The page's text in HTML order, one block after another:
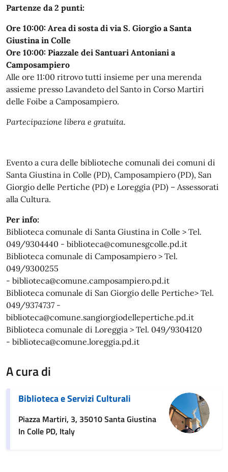
Partenze da 2 punti:
Ore 10:00: Area di sosta di via S. Giorgio a Santa
Giustina in Colle
Ore 10:00: Piazzale dei Santuari Antoniani a
Camposampiero
Alle ore 11:00 ritrovo tutti insieme per una merenda
assieme presso Lavandeto del Santo in Corso Martiri
delle Foibe a Camposampiero.
Partecipazione libera e gratuita.
Evento a cura delle biblioteche comunali dei comuni di
Santa Giustina in Colle (PD), Camposampiero (PD), San
Giorgio delle Pertiche (PD) e Loreggia (PD) – Assessorati
alla Cultura.
Per info:
Biblioteca comunale di Santa Giustina in Colle > Tel.
049/9304440 - biblioteca@comunesgcolle.pd.it
Biblioteca comunale di Camposampiero > Tel.
049/9300255
- biblioteca@comune.camposampiero.pd.it
Biblioteca comunale di San Giorgio delle Pertiche> Tel.
049/9374737 -
biblioteca@comune.sangiorgiodellepertiche.pd.it
Biblioteca comunale di Loreggia > Tel. 049/9304120
- biblioteca@comune.loreggia.pd.it
A cura di
Biblioteca e Servizi Culturali
Piazza Martiri, 3, 35010 Santa Giustina
In Colle PD, Italy